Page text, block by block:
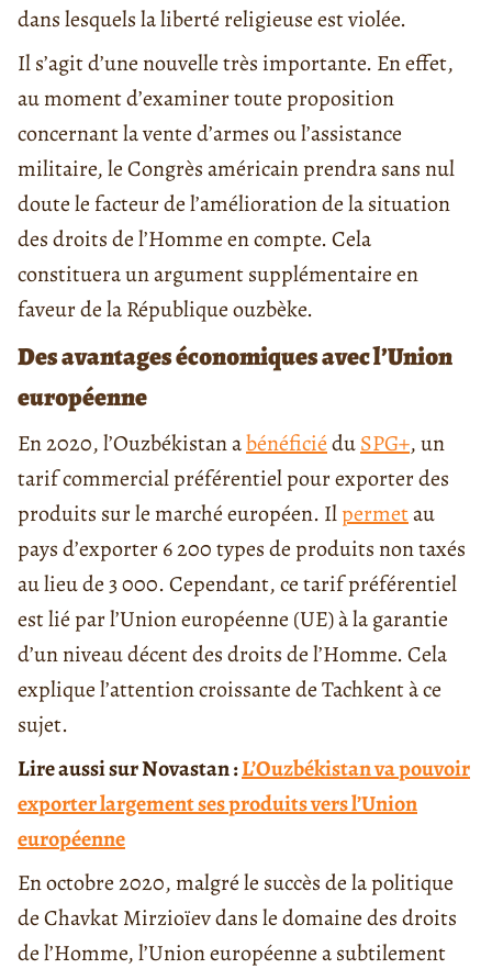
dans lesquels la liberté religieuse est violée.
Il s’agit d’une nouvelle très importante. En effet,
au moment d’examiner toute proposition
concernant la vente d’armes ou l’assistance
militaire, le Congrès américain prendra sans nul
doute le facteur de l’amélioration de la situation
des droits de l’Homme en compte. Cela
constituera un argument supplémentaire en
faveur de la République ouzbèke.
Des avantages économiques avec l’Union
européenne
En 2020, l’Ouzbékistan abénéficiéduSPG+, un
tarif commercial préférentiel pour exporter des
produits sur le marché européen. Ilpermetau
pays d’exporter 6 200 types de produits non taxés
au lieu de 3 000. Cependant, ce tarif préférentiel
est lié par l’Union européenne (UE) à la garantie
d’un niveau décent des droits de l’Homme. Cela
explique l’attention croissante de Tachkent à ce
sujet.
Lire aussi sur Novastan :L’Ouzbékistan va pouvoir
exporter largement ses produits vers l’Union
européenne
En octobre 2020, malgré le succès de la politique
de Chavkat Mirzioïev dans le domaine des droits
de l’Homme, l’Union européenne a subtilement